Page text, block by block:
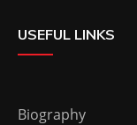
USEFUL LINKS
Biography